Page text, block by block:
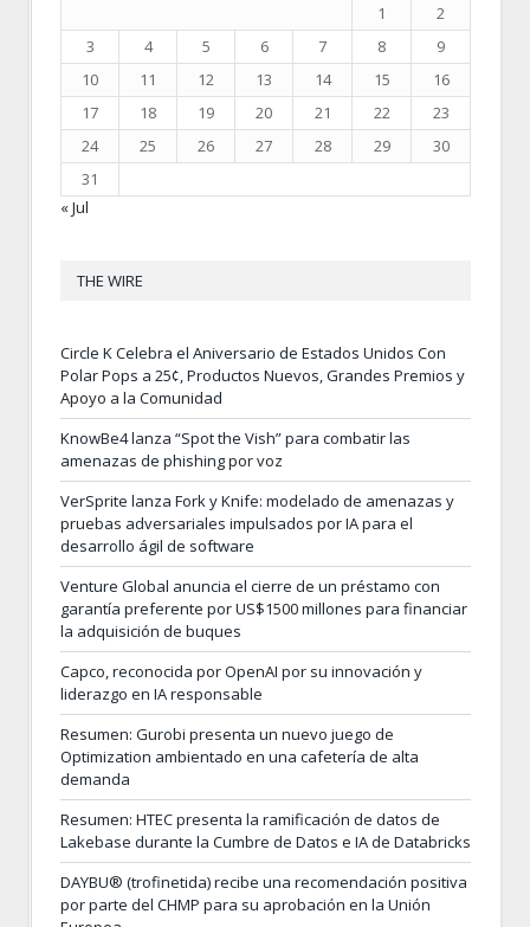
1
2
3
4 5 6 7 8
9
10
11 12 13 14 15
16
17
18 19 20 21 22
23
24
25 26 27 28 29
30
31
« Jul
THE WIRE
Circle K Celebra el Aniversario de Estados Unidos Con
Polar Pops a 25¢, Productos Nuevos, Grandes Premios y
Apoyo a la Comunidad
KnowBe4 lanza “Spot the Vish” para combatir las
amenazas de phishing por voz
VerSprite lanza Fork y Knife: modelado de amenazas y
pruebas adversariales impulsados por IA para el
desarrollo ágil de software
Venture Global anuncia el cierre de un préstamo con
garantía preferente por US$1500 millones para financiar
la adquisición de buques
Capco, reconocida por OpenAI por su innovación y
liderazgo en IA responsable
Resumen: Gurobi presenta un nuevo juego de
Optimization ambientado en una cafetería de alta
demanda
Resumen: HTEC presenta la ramificación de datos de
Lakebase durante la Cumbre de Datos e IA de Databricks
DAYBU® (trofinetida) recibe una recomendación positiva
por parte del CHMP para su aprobación en la Unión